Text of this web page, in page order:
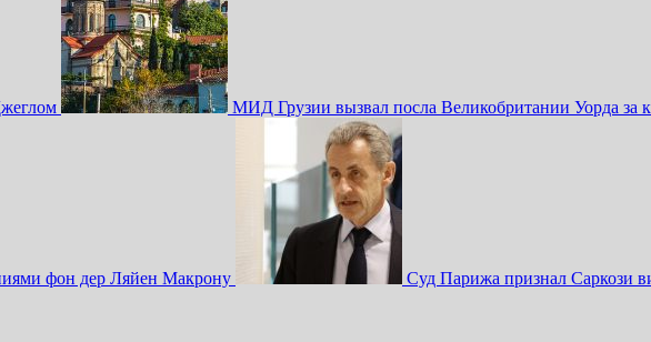
МИД Грузии вызвал посла Великобритании Уорда за
фон дер Ляйен Макрону Суд Парижа признал Саркози